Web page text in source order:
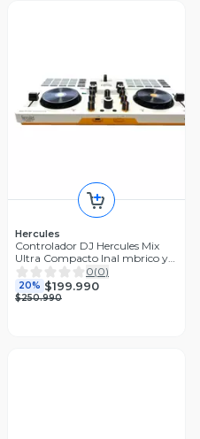
Hercules
Controlador DJ Hercules Mix
Ultra Compacto Inal mbrico y
Compatible con Smartphone
Tablet y PC
0(0)
20% $199.990
$250.990